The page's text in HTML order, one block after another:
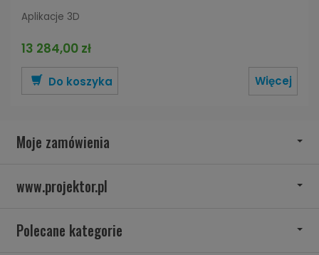
Aplikacje 3D
13 284,00 zł
Do koszyka Więcej
Moje zamówienia
www.projektor.pl
Polecane kategorie